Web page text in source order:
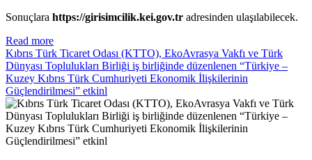
Sonuçlara https://girisimcilik.kei.gov.tr adresinden ulaşılabilecek.
Read more
Kıbrıs Türk Ticaret Odası (KTTO), EkoAvrasya Vakfı ve Türk
Dünyası Toplulukları Birliği iş birliğinde düzenlenen “Türkiye –
Kuzey Kıbrıs Türk Cumhuriyeti Ekonomik İlişkilerinin
Güçlendirilmesi” etkinl